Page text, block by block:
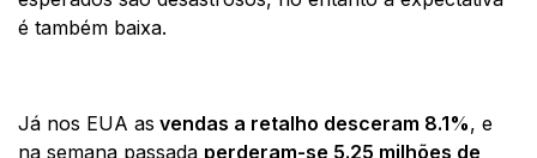
é também baixa.
Já nos EUA as vendas a retalho desceram 8.1%, e
na semana passada perderam-se 5.25 milhões de